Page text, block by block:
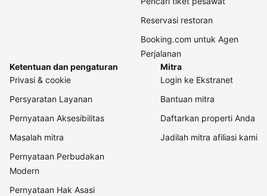
Reservasi restoran
Booking.com untuk Agen
Perjalanan
Ketentuan dan pengaturan
Privasi & cookie
Persyaratan Layanan
Pernyataan Aksesibilitas
Masalah mitra
Pernyataan Perbudakan
Modern
Pernyataan Hak Asasi
Mitra
Login ke Ekstranet
Bantuan mitra
Daftarkan properti Anda
Jadilah mitra afiliasi kami